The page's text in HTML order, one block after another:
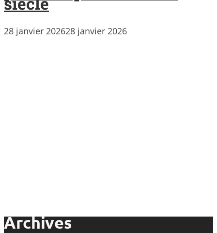
28 janvier 202628 janvier 2026
Archives